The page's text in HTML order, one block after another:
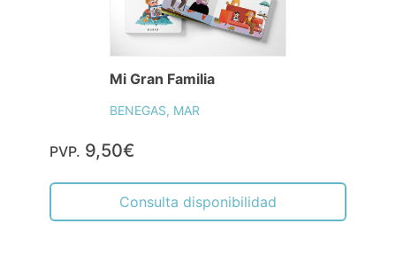
Mi Gran Familia
BENEGAS, MAR
PVP. 9,50€
Consulta disponibilidad